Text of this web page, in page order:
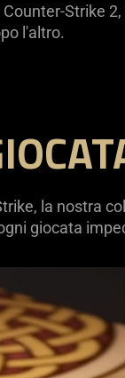
Strike
l'altro.
la nostra
giocata